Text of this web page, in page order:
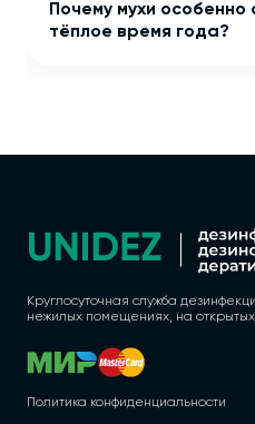
Почему мухи особенно
тёплое время года?
Круглосуточная служба
нежилых помещениях, на открытых
Политика конфиденциальности